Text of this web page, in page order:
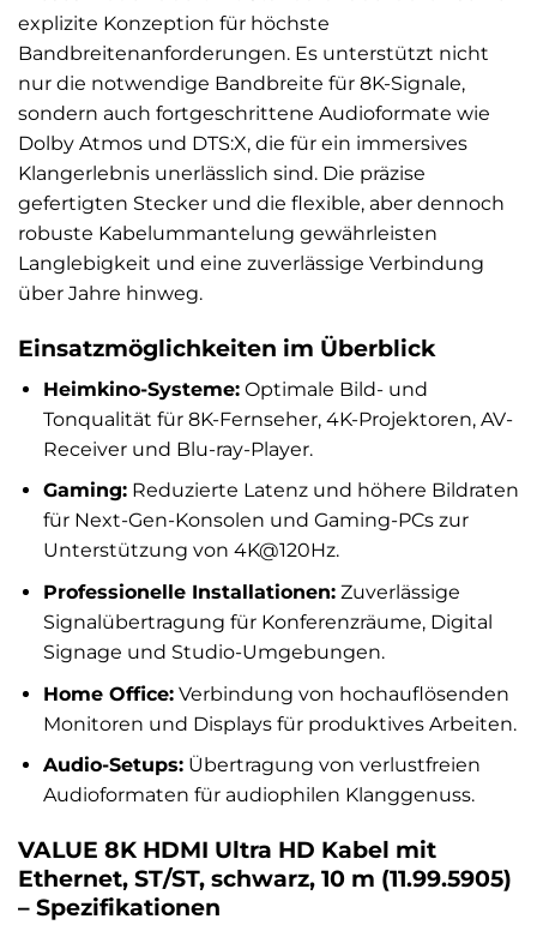
explizite Konzeption für höchste
Bandbreitenanforderungen. Es unterstützt nicht
nur die notwendige Bandbreite für 8K-Signale,
sondern auch fortgeschrittene Audioformate wie
Dolby Atmos und DTS:X, die für ein immersives
Klangerlebnis unerlässlich sind. Die präzise
gefertigten Stecker und die flexible, aber dennoch
robuste Kabelummantelung gewährleisten
Langlebigkeit und eine zuverlässige Verbindung
über Jahre hinweg.
Einsatzmöglichkeiten im Überblick
Heimkino-Systeme:Optimale Bild- und
Tonqualität für 8K-Fernseher, 4K-Projektoren, AV-
Receiver und Blu-ray-Player.
Gaming:Reduzierte Latenz und höhere Bildraten
für Next-Gen-Konsolen und Gaming-PCs zur
Unterstützung von 4K@120Hz.
Professionelle Installationen:Zuverlässige
Signalübertragung für Konferenzräume, Digital
Signage und Studio-Umgebungen.
Home Office:Verbindung von hochauflösenden
Monitoren und Displays für produktives Arbeiten.
Audio-Setups:Übertragung von verlustfreien
Audioformaten für audiophilen Klanggenuss.
VALUE 8K HDMI Ultra HD Kabel mit
Ethernet, ST/ST, schwarz, 10 m (11.99.5905)
– Spezifikationen